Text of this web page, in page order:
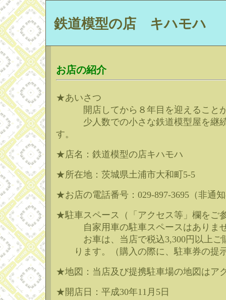
鉄道模型の店 キハモハ
お店の紹介
★あいさつ
開店してから８年目を迎えることが
少人数での小さな鉄道模型屋を継続
す。
★店名：鉄道模型の店キハモハ
★所在地：茨城県土浦市大和町5-5
★お店の電話番号：029-897-3695（非通
★駐車スペース（「アクセス等」欄をご
自家用車の駐車スペースはありませ
お車は、当店で税込3,300円以上ご購
ります。（購入の際に、駐車券の提
★地図：当店及び提携駐車場の地図はア
★開店日：平成30年11月5日